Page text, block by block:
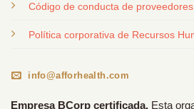
Código de conducta de proveedores
Política corporativa de Recursos
info@afforhealth.com
Empresa BCorp certificada. Esta